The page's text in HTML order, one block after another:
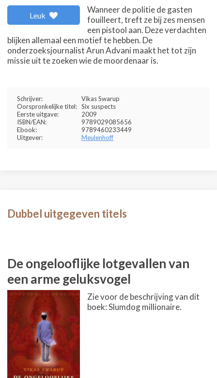
Leuk
Wanneer de politie de gasten
fouilleert, treft ze bij zes mensen
een pistool aan. Deze verdachten
blijken allemaal een motief te hebben. De
onderzoeksjournalist Arun Advani maakt het tot zijn
missie uit te zoeken wie de moordenaar is.
Schrijver:
Vikas Swarup
Oorspronkelijke titel: Six suspects
Eerste uitgave:
2009
ISBN/EAN:
9789029085656
Ebook:
9789460233449
Uitgever:
Meulenhoff
Dubbel uitgegeven titels
De ongelooflijke lotgevallen van
een arme geluksvogel
Zie voor de beschrijving van dit
boek: Slumdog millionaire.